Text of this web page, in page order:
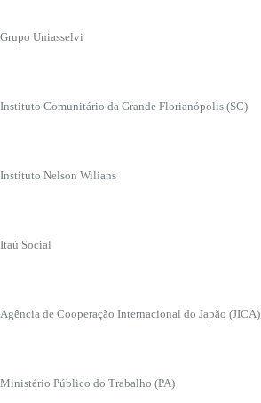
Grupo Uniasselvi
Instituto Comunitário da Grande Florianópolis (SC)
Instituto Nelson Wilians
Itaú Social
Agência de Cooperação Internacional do Japão (JICA)
Ministério Público do Trabalho (PA)